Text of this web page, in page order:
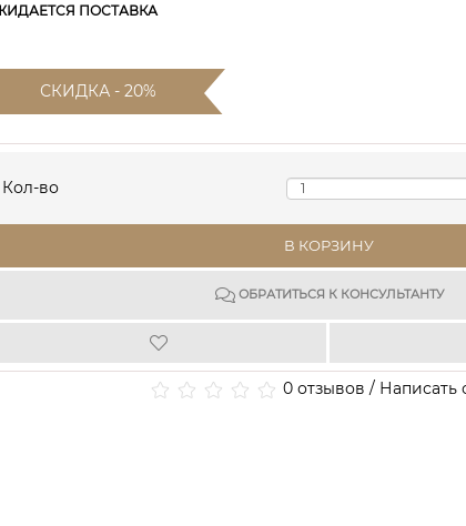
ПОСТАВКА
СКИДКА - 20%
Кол-во
В КОРЗИНУ
ОБРАТИТЬСЯ К КОНСУЛЬТАНТУ
0 отзывов / Написать